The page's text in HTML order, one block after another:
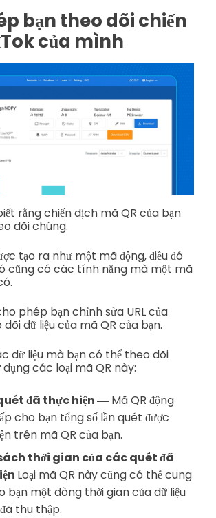
bạn theo dõi chiến
của mình
rằng chiến dịch mã QR của bạn
dõi chúng.
tạo ra như một mã động, điều đó
cũng có các tính năng mà một mã
phép bạn chỉnh sửa URL của
dữ liệu của mã QR của bạn.
dữ liệu mà bạn có thể theo dõi
các loại mã QR này:
đã thực hiện— Mã QR động
cho bạn tổng số lần quét được
trên mã QR của bạn.
thời gian của các quét đã
Loại mã QR này cũng có thể cung
bạn một dòng thời gian của dữ liệu
thu thập.